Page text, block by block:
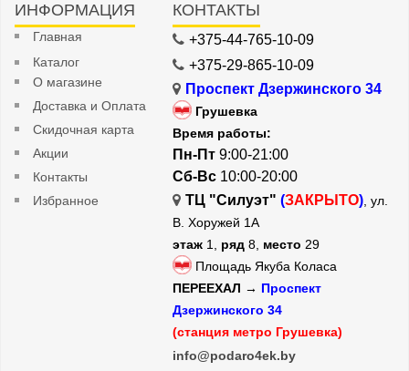
ИНФОРМАЦИЯ
Главная
Каталог
О магазине
Доставка и Оплата
Скидочная карта
Акции
Контакты
Избранное
КОНТАКТЫ
+375-44-765-10-09
+375-29-865-10-09
Проспект Дзержинского 34
Грушевка
Время работы:
Пн-Пт 9:00-21:00
Сб-Вс 10:00-20:00
ТЦ "Силуэт" (ЗАКРЫТО), ул.
В. Хоружей 1А
этаж 1, ряд 8, место 29
Площадь Якуба Коласа
ПЕРЕЕХАЛ → Проспект
Дзержинского 34
(станция метро Грушевка)
info@podaro4ek.by